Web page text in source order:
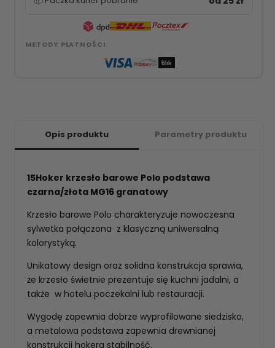
METODY PŁATNOŚCI
Opis produktu Parametry produktu
15Hoker krzesło barowe Polo podstawa
czarna/złota MG16 granatowy
Krzesło barowe Polo charakteryzuje nowoczesna
sylwetka połączona z klasyczną uniwersalną
kolorystyką.
Unikatowy design oraz solidna konstrukcja sprawia,
że krzesło świetnie prezentuje się kuchni jadalni, a
także w hotelu poczekalni lub restauracji.
Wygodę zapewnia dobrze wyprofilowane siedzisko,
a metalowa podstawa zapewnia drewnianej
konstrukcji hokera stabilność.